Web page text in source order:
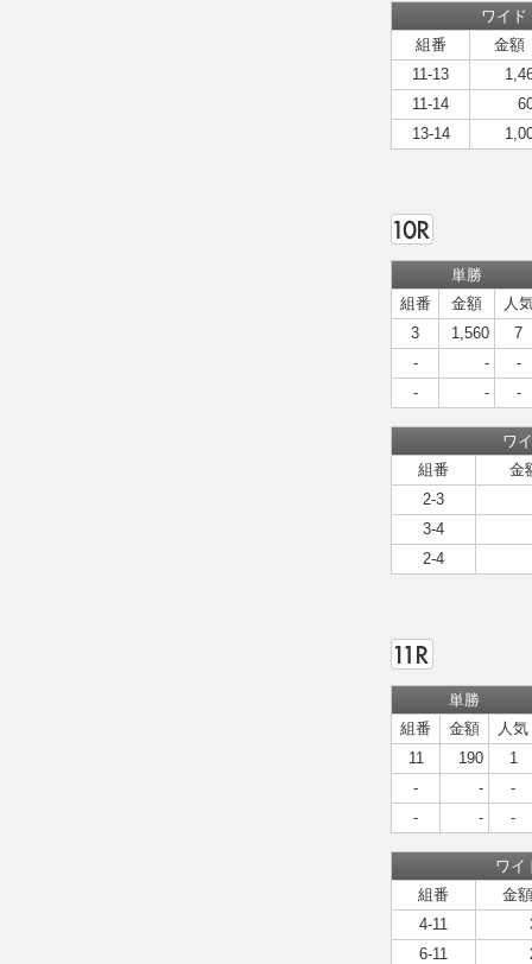
ワイド
組番
金額
11-13
11-14
13-14
単勝
組番
金額
人
3
1,560
7
-
-
-
-
- -
ワ
組番
金
2-3
3-4
2-4
単勝
組番
金額
人気
11
190
1
-
-
-
-
- -
ワイ
組番
金額
4-11
6-11